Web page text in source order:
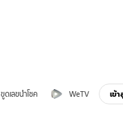
ขูดเลขนำโชค WeTV เข้